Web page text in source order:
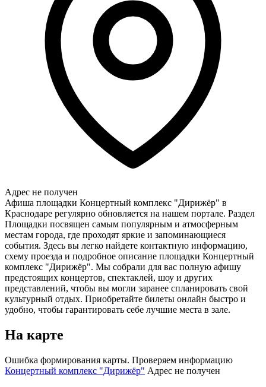
Адрес не получен
Афиша площадки Концертный комплекс "Дирижёр" в
Краснодаре регулярно обновляется на нашем портале. Раздел
Площадки посвящен самым популярным и атмосферным
местам города, где проходят яркие и запоминающиеся
события. Здесь вы легко найдете контактную информацию,
схему проезда и подробное описание площадки Концертный
комплекс "Дирижёр". Мы собрали для вас полную афишу
предстоящих концертов, спектаклей, шоу и других
представлений, чтобы вы могли заранее спланировать свой
культурный отдых. Приобретайте билеты онлайн быстро и
удобно, чтобы гарантировать себе лучшие места в зале.
На карте
Ошибка формирования карты. Проверяем информацию
Концертный комплекс "Дирижёр" Адрес не получен